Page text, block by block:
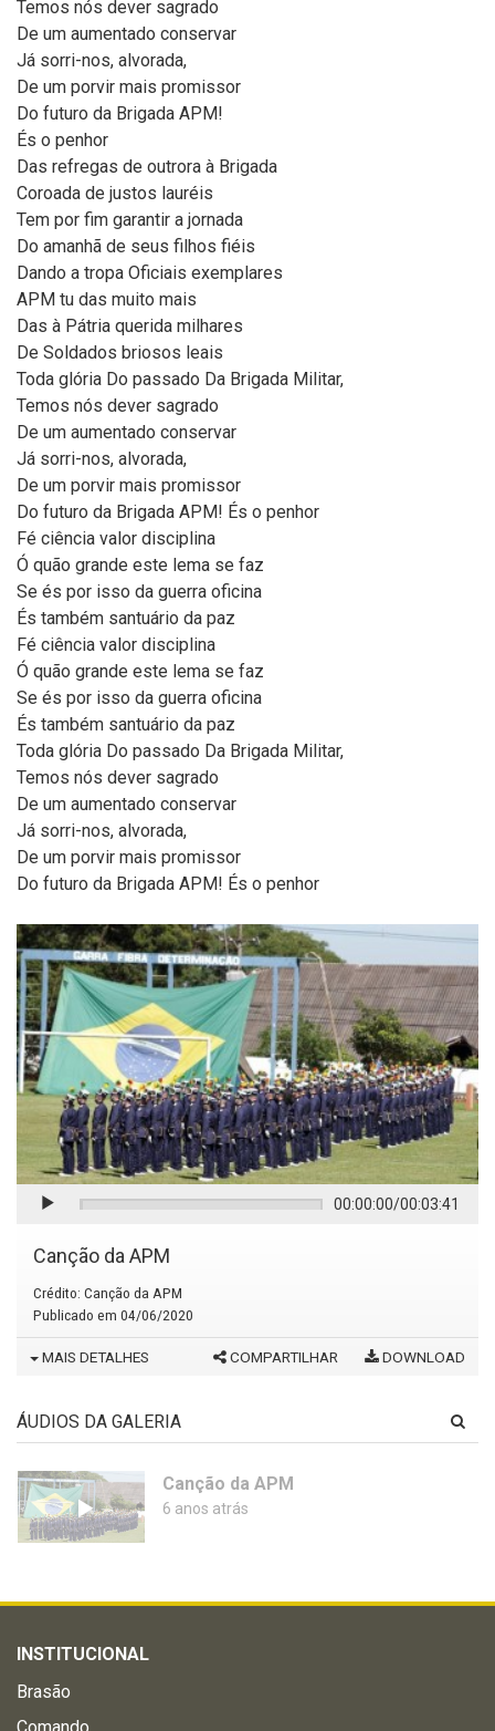
Temos nós dever sagrado
De um aumentado conservar
Já sorri-nos, alvorada,
De um porvir mais promissor
Do futuro da Brigada APM!
És o penhor
Das refregas de outrora à Brigada
Coroada de justos lauréis
Tem por fim garantir a jornada
Do amanhã de seus filhos fiéis
Dando a tropa Oficiais exemplares
APM tu das muito mais
Das à Pátria querida milhares
De Soldados briosos leais
Toda glória Do passado Da Brigada Militar,
Temos nós dever sagrado
De um aumentado conservar
Já sorri-nos, alvorada,
De um porvir mais promissor
Do futuro da Brigada APM! És o penhor
Fé ciência valor disciplina
Ó quão grande este lema se faz
Se és por isso da guerra oficina
És também santuário da paz
Fé ciência valor disciplina
Ó quão grande este lema se faz
Se és por isso da guerra oficina
És também santuário da paz
Toda glória Do passado Da Brigada Militar,
Temos nós dever sagrado
De um aumentado conservar
Já sorri-nos, alvorada,
De um porvir mais promissor
Do futuro da Brigada APM! És o penhor
00:00:00/00:03:41
Canção da APM
Crédito: Canção da APM
Publicado em 04/06/2020
MAIS DETALHES DOWNLOAD
COMPARTILHAR
ÁUDIOS DA GALERIA
Canção da APM
6 anos atrás
INSTITUCIONAL
Brasão